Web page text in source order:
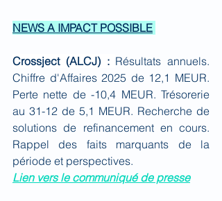
NEWS A IMPACT POSSIBLE
Crossject (ALCJ) : Résultats annuels.
Chiffre d'Affaires 2025 de 12,1 MEUR.
Perte nette de -10,4 MEUR. Trésorerie
au 31-12 de 5,1 MEUR. Recherche de
solutions de refinancement en cours.
Rappel des faits marquants de la
période et perspectives.
Lien vers le communiqué de presse